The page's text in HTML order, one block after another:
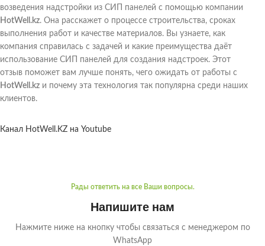
возведения надстройки из СИП панелей с помощью компании
HotWell.kz. Она расскажет о процессе строительства, сроках
выполнения работ и качестве материалов. Вы узнаете, как
компания справилась с задачей и какие преимущества даёт
использование СИП панелей для создания надстроек. Этот
отзыв поможет вам лучше понять, чего ожидать от работы с
HotWell.kz и почему эта технология так популярна среди наших
клиентов.
Канал HotWell.KZ на Youtube
Рады ответить на все Ваши вопросы.
Напишите нам
Нажмите ниже на кнопку чтобы связаться с менеджером по
WhatsApp